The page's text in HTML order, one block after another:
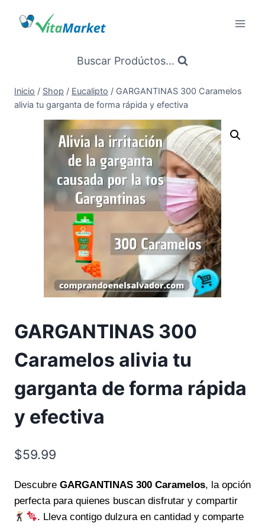
Buscar Prodúctos...
Inicio / Shop / Eucalipto / GARGANTINAS 300 Caramelos
alivia tu garganta de forma rápida y efectiva
GARGANTINAS 300
Caramelos alivia tu
garganta de forma rápida
y efectiva
$59.99
Descubre GARGANTINAS 300 Caramelos, la opción
perfecta para quienes buscan disfrutar y compartir
. Lleva contigo dulzura en cantidad y comparte